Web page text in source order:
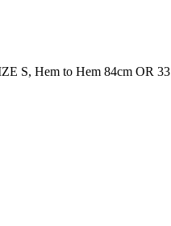
S, Hem to Hem 84cm OR 33